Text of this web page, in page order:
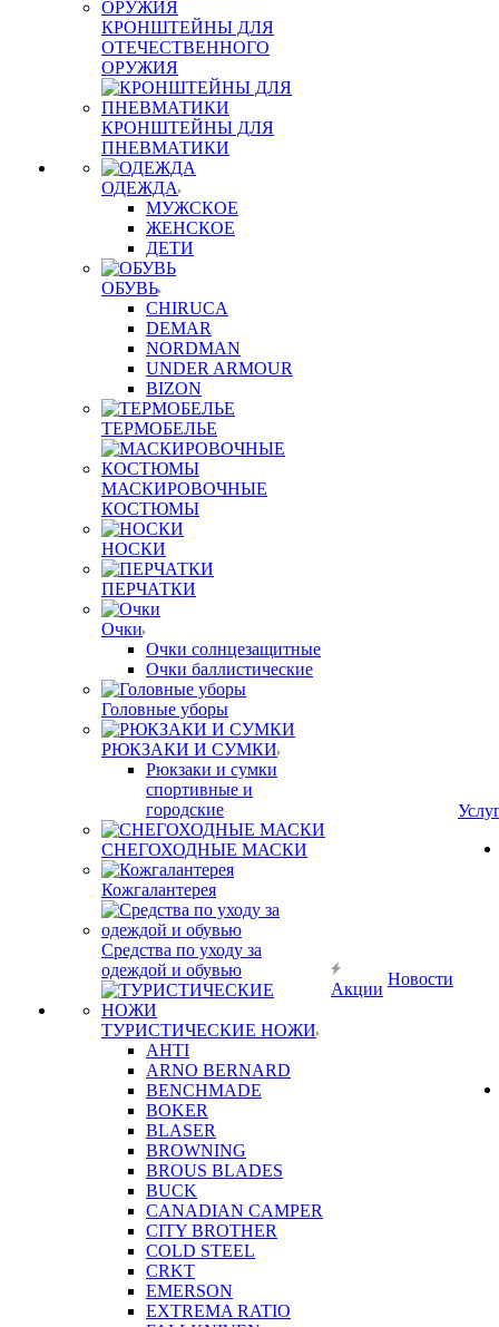
КРОНШТЕЙНЫ ДЛЯ
ОТЕЧЕСТВЕННОГО
ОРУЖИЯ
КРОНШТЕЙНЫ ДЛЯ
ПНЕВМАТИКИ
ОДЕЖДА
МУЖСКОЕ
ЖЕНСКОЕ
ДЕТИ
ОБУВЬ
CHIRUCA
DEMAR
NORDMAN
UNDER ARMOUR
BIZON
ТЕРМОБЕЛЬЕ
МАСКИРОВОЧНЫЕ
КОСТЮМЫ
НОСКИ
ПЕРЧАТКИ
Очки
Очки солнцезащитные
Очки баллистические
Головные уборы
РЮКЗАКИ И СУМКИ
Рюкзаки и сумки
спортивные и
городские
СНЕГОХОДНЫЕ МАСКИ
Кожгалантерея
Средства по уходу за
одеждой и обувью
ТУРИСТИЧЕСКИЕ НОЖИ
AHTI
ARNO BERNARD
BENCHMADE
BOKER
BLASER
BROWNING
BROUS BLADES
BUCK
CANADIAN CAMPER
CITY BROTHER
COLD STEEL
CRKT
EMERSON
EXTREMA RATIO
Акции
Новости